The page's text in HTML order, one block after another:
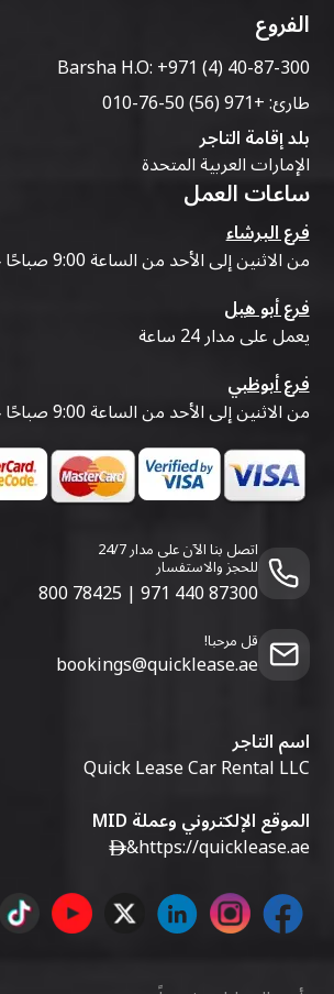
الفروع
Barsha H.O:+971 (4) 40-87-300
طارئ:+971 (56) 50-76-010
بلد إقامة التاجر
الإمارات العربية المتحدة
ساعات العمل
فرع البرشاء
من الاثنين إلى الأحد من الساعة 9:00 صباحًا حتى 07:00 مساءً
فرع أبو هيل
يعمل على مدار 24 ساعة
فرع أبوظبي
من الاثنين إلى الأحد من الساعة 9:00 صباحًا حتى 07:00 مساءً
اتصل بنا الآن على مدار 24/7
للحجز والاستفسار
800 78425 | 971 440 87300
قل مرحبا!
bookings@quicklease.ae
اسم التاجر
Quick Lease Car Rental LLC
الموقع الإلكتروني وعملة MID
https://quicklease.ae
&